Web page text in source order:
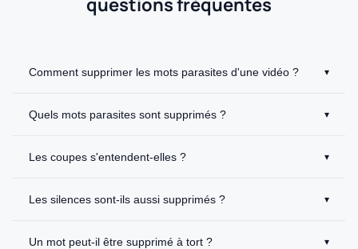
questions fréquentes
Comment supprimer les mots parasites d'une vidéo ? ▾
Quels mots parasites sont supprimés ? ▾
Les coupes s'entendent-elles ? ▾
Les silences sont-ils aussi supprimés ? ▾
Un mot peut-il être supprimé à tort ? ▾